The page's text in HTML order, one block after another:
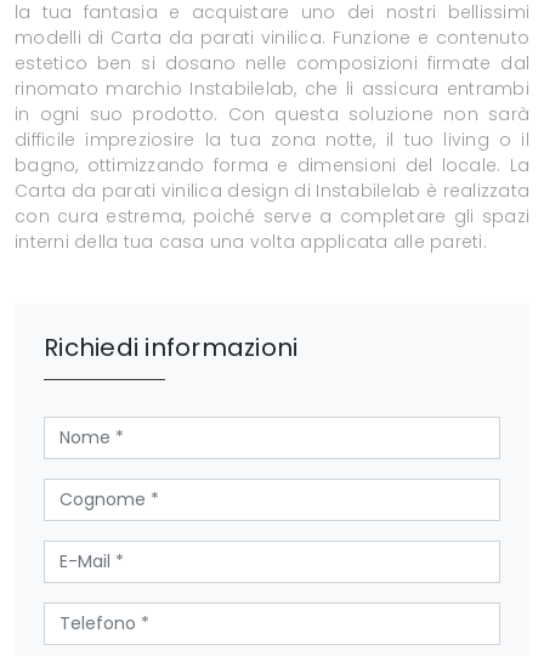
la tua fantasia e acquistare uno dei nostri bellissimi
modelli di Carta da parati vinilica. Funzione e contenuto
estetico ben si dosano nelle composizioni firmate dal
rinomato marchio Instabilelab, che li assicura entrambi
in ogni suo prodotto. Con questa soluzione non sarà
difficile impreziosire la tua zona notte, il tuo living o il
bagno, ottimizzando forma e dimensioni del locale. La
Carta da parati vinilica design di Instabilelab è realizzata
con cura estrema, poiché serve a completare gli spazi
interni della tua casa una volta applicata alle pareti.
Richiedi informazioni